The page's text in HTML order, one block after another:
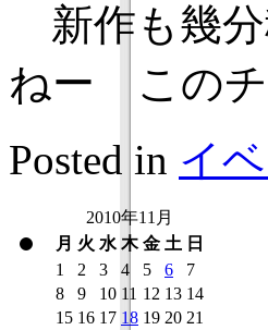
新作も幾
ねー このチ
Posted in イ
2010年11月
月 火 水 木 金 土 日
1
2 3 4 5 6
7
8
9 10 11 12 13 14
15 16 17 18 19 20 21